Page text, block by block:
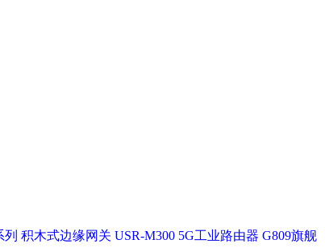
积木式边缘网关 USR-M300 5G工业路由器 G809旗舰